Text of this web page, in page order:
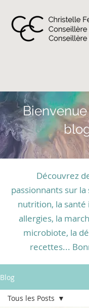
Découvrez
passionnants sur la
nutrition, la santé
allergies, la
microbiote, la
recettes...
Blog
Tous les Posts